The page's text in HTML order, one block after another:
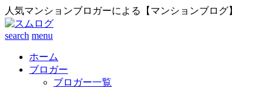
人気マンションブロガーによる【マンションブログ】
search menu
ホーム
ブロガー
ブロガー一覧